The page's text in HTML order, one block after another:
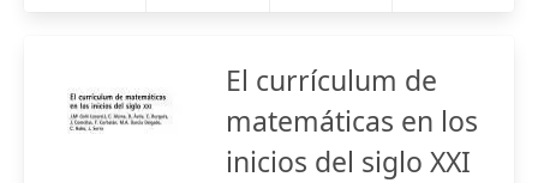
El currículum de
matemáticas en los
inicios del siglo XXI